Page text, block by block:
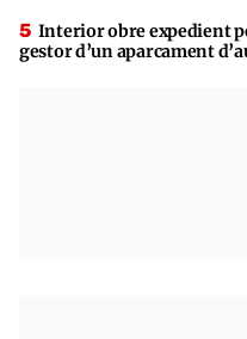
Interior obre expedient
gestor d’un aparcament